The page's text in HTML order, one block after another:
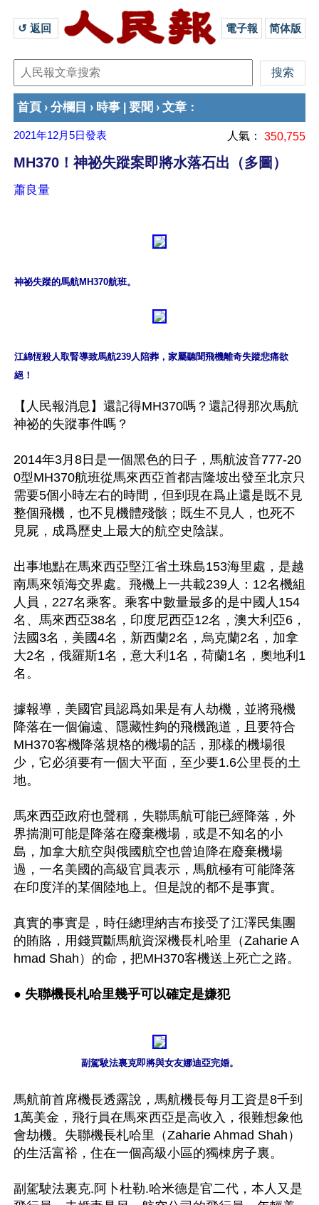
↺ 返回 電子報 简体版
首頁 › 分欄目 › 時事 要聞 › 文章 ：
2021年12月5日發表 人氣： 350,755
MH370！神祕失蹤案即將水落石出（多圖）
蕭良量
神祕失蹤的馬航MH370航班。
江綿恆殺人取腎導致馬航239人陪葬，家屬聽聞飛機離奇失蹤悲痛欲
絕！
【人民報消息】還記得MH370嗎？還記得那次馬航
神祕的失蹤事件嗎？
2014年3月8日是一個黑色的日子，馬航波音777-20
0型MH370航班從馬來西亞首都吉隆坡出發至北京只
需要5個小時左右的時間，但到現在爲止還是既不見
整個飛機，也不見機體殘骸；既生不見人，也死不
見屍，成爲歷史上最大的航空史陰謀。
出事地點在馬來西亞堅江省土珠島153海里處，是越
南馬來領海交界處。飛機上一共載239人：12名機組
人員，227名乘客。乘客中數量最多的是中國人154
名、馬來西亞38名，印度尼西亞12名，澳大利亞6，
法國3名，美國4名，新西蘭2名，烏克蘭2名，加拿
大2名，俄羅斯1名，意大利1名，荷蘭1名，奧地利1
名。
據報導，美國官員認爲如果是有人劫機，並將飛機
降落在一個偏遠、隱藏性夠的飛機跑道，且要符合
MH370客機降落規格的機場的話，那樣的機場很
少，它必須要有一個大平面，至少要1.6公里長的土
地。
馬來西亞政府也聲稱，失聯馬航可能已經降落，外
界揣測可能是降落在廢棄機場，或是不知名的小
島，加拿大航空與俄國航空也曾迫降在廢棄機場
過，一名美國的高級官員表示，馬航極有可能降落
在印度洋的某個陸地上。但是說的都不是事實。
真實的事實是，時任總理納吉布接受了江澤民集團
的賄賂，用錢買斷馬航資深機長札哈里（Zaharie A
hmad Shah）的命，把MH370客機送上死亡之路。
● 失聯機長札哈里幾乎可以確定是嫌犯
副駕駛法裏克即將與女友娜迪亞完婚。
馬航前首席機長透露說，馬航機長每月工資是8千到
1萬美金，飛行員在馬來西亞是高收入，很難想象他
會劫機。失聯機長札哈里（Zaharie Ahmad Shah）
的生活富裕，住在一個高級小區的獨棟房子裏。
副駕駛法裏克.阿卜杜勒.哈米德是官二代，本人又是